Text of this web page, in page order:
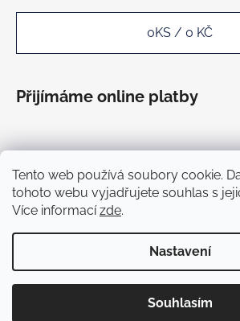
Tento web používá soubory cookie.
tohoto webu vyjadřujete souhlas s
Více informacízde.
Nastavení
Souhlasím
0KS / 0 KČ
Přijímáme online platby
Vytvořil Shoptet
Pohoďák.cz.